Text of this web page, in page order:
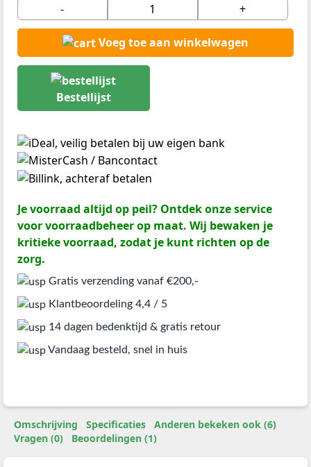
- +
Voeg toe aan winkelwagen
Bestellijst
Je voorraad altijd op peil? Ontdek onze service
voor voorraadbeheer op maat. Wij bewaken je
kritieke voorraad, zodat je kunt richten op de
zorg.
Gratis verzending vanaf €200,-
Klantbeoordeling 4,4 / 5
14 dagen bedenktijd & gratis retour
Vandaag besteld, snel in huis
Omschrijving Specificaties
Anderen bekeken ook (6)
Vragen (0)
Beoordelingen (1)